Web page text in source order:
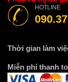
HOTLINE
Thời gian làm
Miễn phí thanh